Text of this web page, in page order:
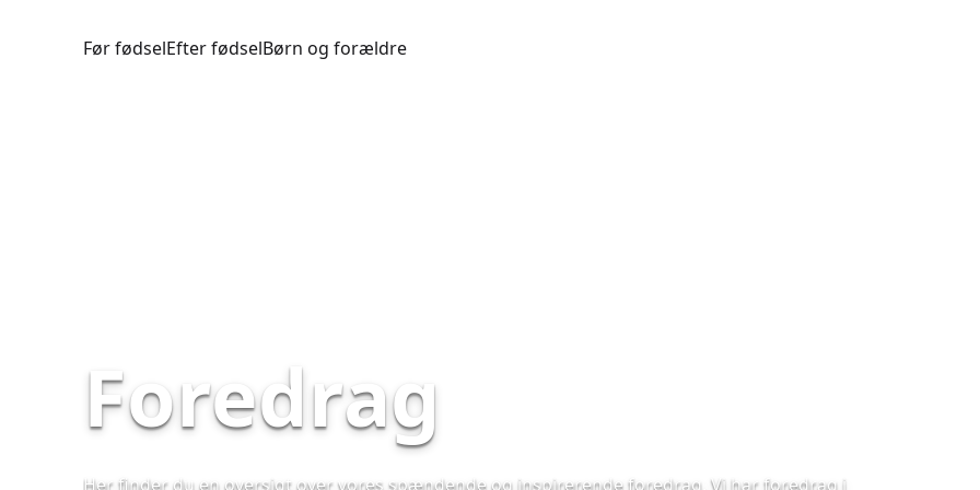
Før fødselEfter fødselBørn og forældre
Foredrag
Her finder du en oversigt over vores spændende og inspirerende foredrag. Vi har foredrag i